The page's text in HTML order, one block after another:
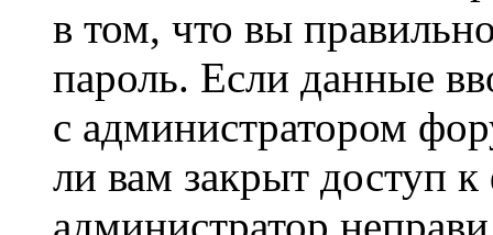
в том, что вы
пароль. Если данные
с администратором
ли вам закрыт доступ